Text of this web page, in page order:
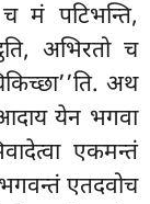
मं पटिभन्ति,
अभिरतो च
अथ
येन भगवा
एकमन्तं
एतदवोच